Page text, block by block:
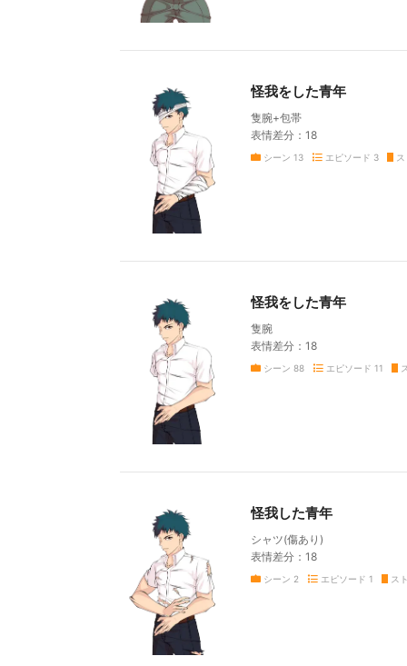
怪我をした青年
隻腕+包帯
表情差分：18
シーン 13 エピソード 3
怪我をした青年
隻腕
表情差分：18
シーン 88 エピソード 11
怪我した青年
シャツ(傷あり)
表情差分：18
シーン 2 エピソード 1 ス